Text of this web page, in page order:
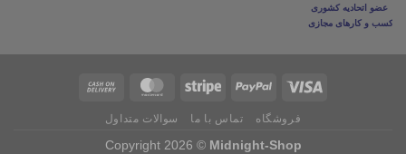
فروشگاه تماس با ما سوالات متداول
Copyright 2026 © Midnight-Shop